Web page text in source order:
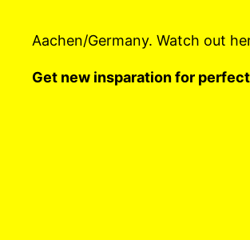
Aachen/Germany. Watch out
Get new insparation for